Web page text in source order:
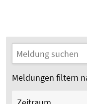
Meldungen filtern